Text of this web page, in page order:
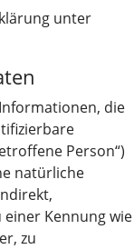
unter
die
Person“)
natürliche
Kennung wie
zu